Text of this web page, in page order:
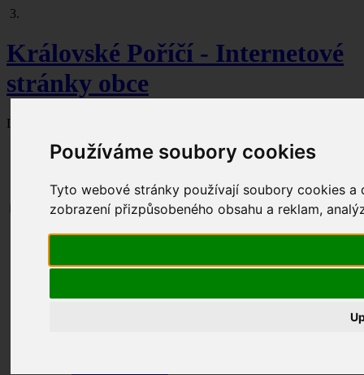
Používáme soubory cookies
Tyto webové stránky používají soubory cookies
zobrazení přizpůsobeného obsahu a reklam,
3.
Královské Poříčí - Internetové
stránky obce
Dnes je
Aktuální dění
Úřední hodiny
Zastupitelstvo